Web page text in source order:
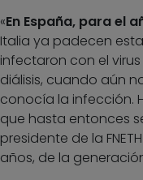
«En España, para el
Italia ya padecen
infectaron con el
diálisis, cuando aún
conocía la infección.
que hasta entonces
presidente de la
años, de la